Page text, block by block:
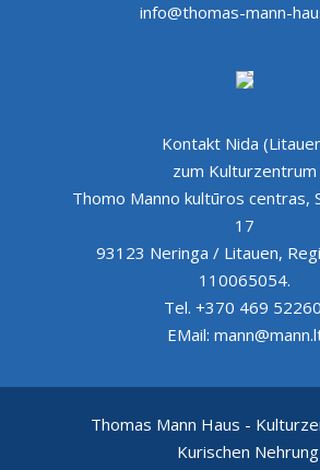
info@thomas-mann-
Kontakt Nida
zum Kulturzentrum
Thomo Manno kultūros centras,
17
93123 Neringa / Litauen,
110065054.
Tel. +370 469
EMail:
Thomas Mann Haus -
Kurischen Nehrung